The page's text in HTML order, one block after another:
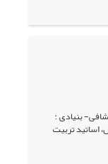
بنیادی ؛
اساتید تربیت